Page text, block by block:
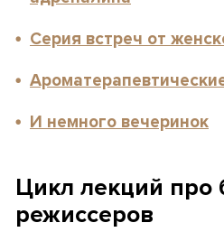
Серия встреч от
И немного вечеринок
Цикл лекций про
режиссеров